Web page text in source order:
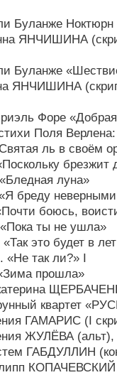
Буланже Ноктюрн
ЯНЧИШИНА
Буланже
ЯНЧИШИНА
Форе
Поля Верлена:
ль в своём
брезжит
луна»
бреду
боюсь,
ты не ушла»
это будет в
«Не так ли?» I
прошла»
квартет
ГАМАРИС (I
ЖУЛЁВА
ГАБДУЛЛИН
КОПАЧЕВСКИЙ